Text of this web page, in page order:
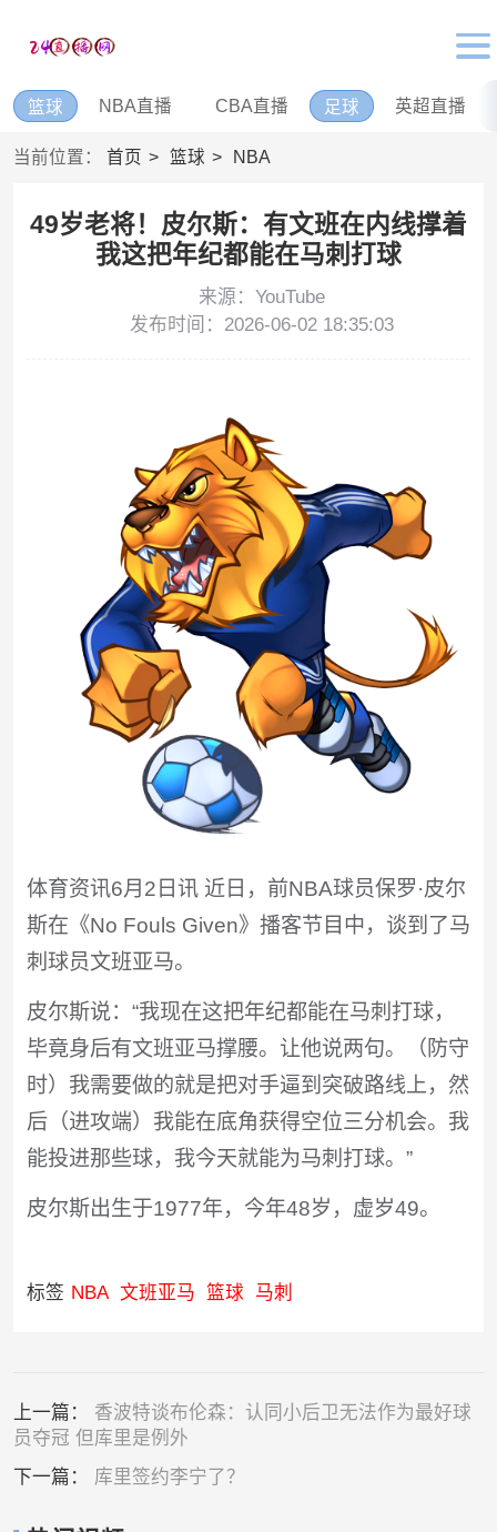
篮球 NBA直播 CBA直播 足球 英超直播
当前位置： 首页 篮球 NBA
49岁老将！皮尔斯：有文班在内线撑着
我这把年纪都能在马刺打球
来源：YouTube
发布时间：2026-06-02 18:35:03
体育资讯6月2日讯 近日，前NBA球员保罗·皮尔
斯在《No Fouls Given》播客节目中，谈到了马
刺球员文班亚马。
皮尔斯说：“我现在这把年纪都能在马刺打球，
毕竟身后有文班亚马撑腰。让他说两句。（防守
时）我需要做的就是把对手逼到突破路线上，然
后（进攻端）我能在底角获得空位三分机会。我
能投进那些球，我今天就能为马刺打球。”
皮尔斯出生于1977年，今年48岁，虚岁49。
标签 NBA 文班亚马 篮球 马刺
上一篇： 香波特谈布伦森：认同小后卫无法作为最好球
员夺冠 但库里是例外
下一篇： 库里签约李宁了？